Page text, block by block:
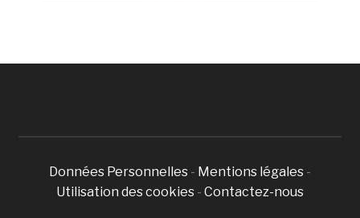
Données Personnelles - Mentions légales -
Utilisation des cookies - Contactez-nous